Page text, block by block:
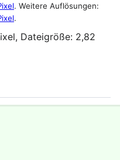
. Weitere Auflösungen:
.
Dateigröße: 2,82